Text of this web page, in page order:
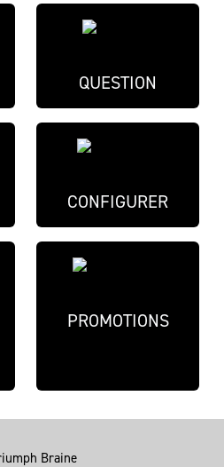
QUESTION
CONFIGURER
PROMOTIONS